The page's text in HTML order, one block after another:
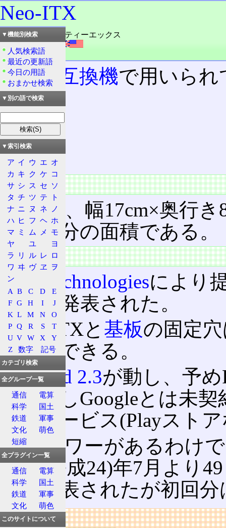
Neo-ITX
読み：ネオ・アイティーエックス
外語：Neo-ITX
品詞：名詞
PC/AT互換機で用いられ
一つ。
目次
仕様
特徴
仕様
寸法は、幅17cm×奥行き
うど半分の面積である。
特徴
VIA Technologiesにより
2012で発表された。
Mini-ITXと 基板の固定
が利用できる。
Android 2.3が動し、予
る。但しGoogleとは未
各種サービス(Playスト
CPUパワーがあるわけ
2012(平成24)年7月より
ると発表されたが初回
リンク
▼機能別検索
人気検索語
最近の更新語
今日の用語
おまかせ検索
▼別の語で検索
▼索引検索
ア イ ウ エ オ
カ キ ク ケ コ
サ シ ス セ ソ
タ チ ツ テ
ト
ナ ニ ヌ ネ
ノ
ハ ヒ フ ヘ ホ
マ ミ ム メ
モ
ヤ
ユ
ヨ
ラ
リ ル レ ロ
ワ ヰ ヴ ヱ
ヲ
ン
A B C D
E
F G H I
J
K L M N
O
P Q R S
T
U V W X
Y
Z
数字 記号
カテゴリ検索
全グループ一覧
通信
電算
科学
国土
鉄道
軍事
文化
萌色
短縮
全プラグイン一覧
通信
電算
科学
国土
鉄道
軍事
文化
萌色
このサイトについて